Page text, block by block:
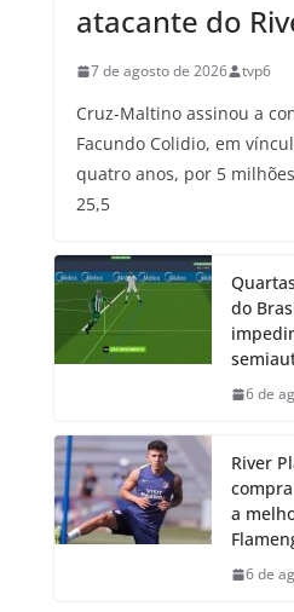
atacante do
7 de agosto de 2026 tvp6
Cruz-Maltino assinou a
Facundo Colidio, em
quatro anos, por 5
25,5
do
6 de
River
a
6 de